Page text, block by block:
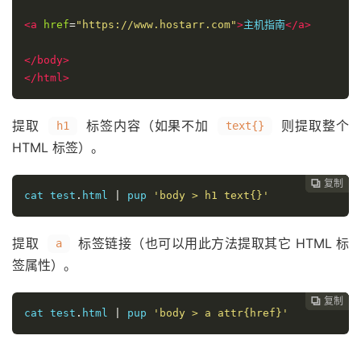
<a href="https://www.hostarr.com">主机指南</a>
</body>
</html>
提取 h1 标签内容（如果不加 text{}
则提取整个
HTML 标签）。
 复制
 复制
 复制
 复制
cat test . html pup 'body > h1 text{}'
提取 a
标签链接（也可以用此方法提取其它 HTML 标
签属性）。
 复制
 复制
 复制
cat test . html pup 'body > a attr{href}'